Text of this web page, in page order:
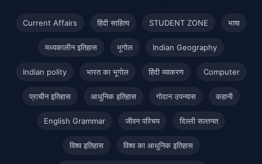
Current Affairs हिंदी साहित्य STUDENT ZONE भाषा
मध्यकालीन इतिहास भूगोल Indian Geography
Indian polity भारत का भूगोल हिंदी व्याकरण Computer
प्राचीन इतिहास आधुनिक इतिहास गोदान उपन्यास कहानी
English Grammar जीवन परिचय दिल्ली सल्तनत
विश्व इतिहास विश्व का आधुनिक इतिहास